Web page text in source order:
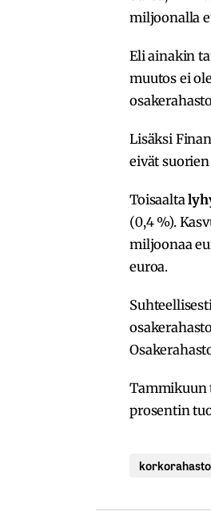
miljoonalla
Eli ainakin
muutos ei
Lisäksi
eivät
Toisaalta
(0,4 %).
miljoonaa
euroa.
Tammikuun
prosentin